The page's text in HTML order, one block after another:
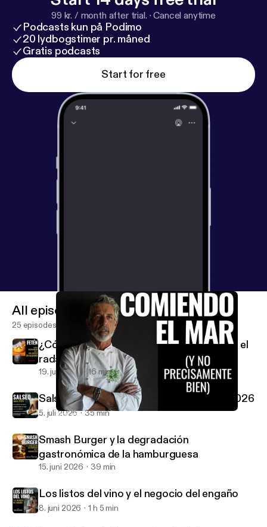
respondemos. Sin diplomacia.
99 kr. / month after trial. ·Cancel anytime
Podcasts kun på Podimo
20 lydbogstimer pr. måned
Gratis podcasts
Start for free
Nos estamos comiendo el mar (y no precisamente bien)
All episodes
25 episodes
¿Cómo consigue un restaurante entrar en el
radar de la Guía Michelin?
19. juli 2026 16 min
Salseo: Actualidad Gastronómica Junio 2026
5. juli 2026 35 min
Smash Burger y la degradación
gastronómica de la hamburguesa
15. juni 2026 39 min
Los listos del vino y el negocio del engaño
8. juni 2026 1 h 5 min